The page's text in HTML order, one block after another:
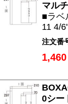
マル
■ラベ
11 4/
注文番
1,460
0シー